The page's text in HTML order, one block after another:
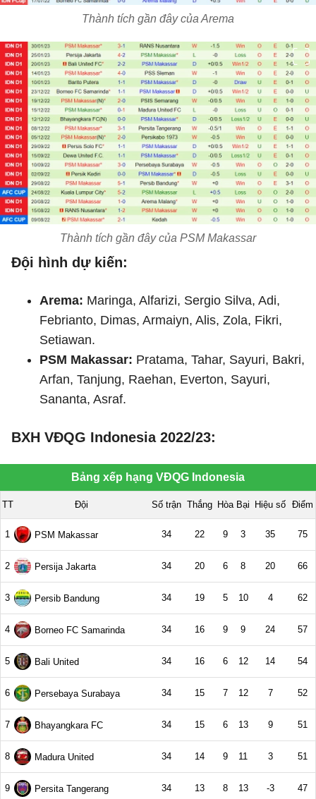
Thành tích gần đây của Arema
Thành tích gần đây của PSM Makassar
Đội hình dự kiến:
Arema: Maringa, Alfarizi, Sergio Silva, Adi,
Febrianto, Dimas, Armaiyn, Alis, Zola, Fikri,
Setiawan.
PSM Makassar: Pratama, Tahar, Sayuri, Bakri,
Arfan, Tanjung, Raehan, Everton, Sayuri,
Sananta, Asraf.
BXH VĐQG Indonesia 2022/23: